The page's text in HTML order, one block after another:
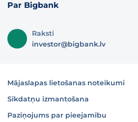
Par Bigbank
Raksti
investor@bigbank.lv
Mājaslapas lietošanas noteikumi
Sīkdatņu izmantošana
Paziņojums par pieejamību